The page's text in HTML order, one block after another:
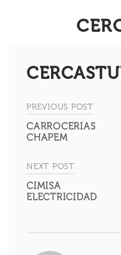
Navegación
de
entradas
PREVIOUS POST
CARROCERIAS
CHAPEM
NEXT POST
CIMISA
ELECTRICIDAD